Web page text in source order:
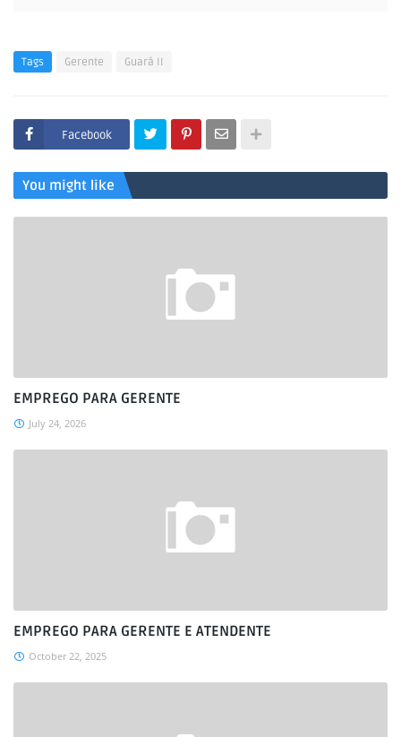
Tags Gerente Guará II
Facebook
You might like
EMPREGO PARA GERENTE
July 24, 2026
EMPREGO PARA GERENTE E ATENDENTE
October 22, 2025